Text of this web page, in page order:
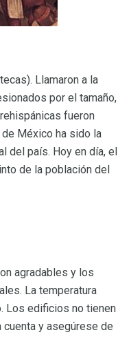
Llamaron a la
por el tamaño,
fueron
México ha sido la
del país. Hoy en día, el
de la población del
agradables y los
La temperatura
Los edificios no tienen
y asegúrese de